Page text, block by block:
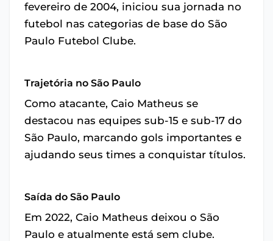
fevereiro de 2004, iniciou sua jornada no
futebol nas categorias de base do São
Paulo Futebol Clube.
Trajetória no São Paulo
Como atacante, Caio Matheus se
destacou nas equipes sub-15 e sub-17 do
São Paulo, marcando gols importantes e
ajudando seus times a conquistar títulos.
Saída do São Paulo
Em 2022, Caio Matheus deixou o São
Paulo e atualmente está sem clube.